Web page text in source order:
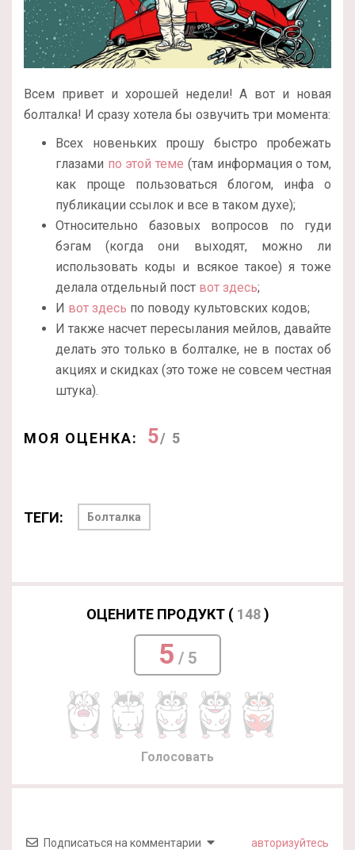
Всем привет и хорошей недели! А вот и новая
болталка! И сразу хотела бы озвучить три момента:
Всех новеньких прошу быстро пробежать
глазами по этой теме (там информация о том,
как проще пользоваться блогом, инфа о
публикации ссылок и все в таком духе);
Относительно базовых вопросов по гуди
бэгам (когда они выходят, можно ли
использовать коды и всякое такое) я тоже
делала отдельный пост вот здесь;
И вот здесь по поводу культовских кодов;
И также насчет пересылания мейлов, давайте
делать это только в болталке, не в постах об
акциях и скидках (это тоже не совсем честная
штука).
МОЯ ОЦЕНКА: 5/ 5
ТЕГИ: Болталка
ОЦЕНИТЕ ПРОДУКТ ( 148)
5 / 5
Голосовать
Подписаться на комментарии авторизуйтесь